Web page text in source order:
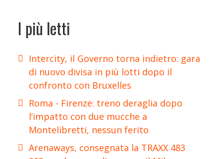
I più letti
Intercity, il Governo torna indietro: gara
di nuovo divisa in più lotti dopo il
confronto con Bruxelles
Roma - Firenze: treno deraglia dopo
l’impatto con due mucche a
Montelibretti, nessun ferito
Arenaways, consegnata la TRAXX 483